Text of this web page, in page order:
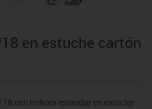
en estuche cartón
18 con índices estandar en estuche